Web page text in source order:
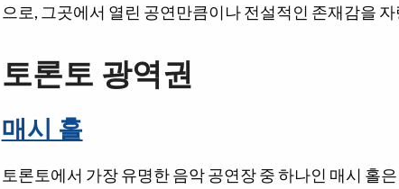
으로, 그곳에서 열린 공연만큼이나 전설적인 존재감을
토론토 광역권
매시 홀
토론토에서 가장 유명한 음악 공연장 중 하나인 매시 홀